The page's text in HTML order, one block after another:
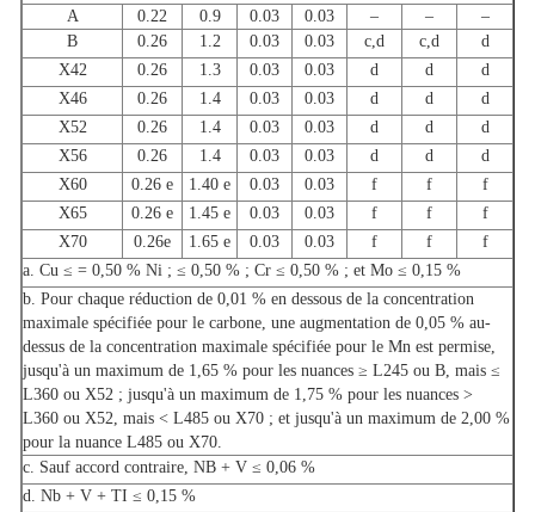
A 0.22 0.9 0.03 0.03 – –
–
B
0.26 1.2 0.03 0.03 c,d c,d
d
X42
0.26 1.3 0.03 0.03 d d
d
X46
0.26 1.4 0.03 0.03 d d
d
X52
0.26 1.4 0.03 0.03 d d
d
X56
0.26 1.4 0.03 0.03 d d
d
X60
0.26 e 1.40 e 0.03 0.03 f f
f
X65
0.26 e 1.45 e 0.03 0.03 f f
f
X70
0.26e 1.65 e 0.03 0.03 f f
f
a. Cu ≤ = 0,50 % Ni ; ≤ 0,50 % ; Cr ≤ 0,50 % ; et Mo ≤ 0,15 %
b. Pour chaque réduction de 0,01 % en dessous de la concentration
maximale spécifiée pour le carbone, une augmentation de 0,05 % au-
dessus de la concentration maximale spécifiée pour le Mn est permise,
jusqu'à un maximum de 1,65 % pour les nuances ≥ L245 ou B, mais ≤
L360 ou X52 ; jusqu'à un maximum de 1,75 % pour les nuances >
L360 ou X52, mais < L485 ou X70 ; et jusqu'à un maximum de 2,00 %
pour la nuance L485 ou X70.
c. Sauf accord contraire, NB + V ≤ 0,06 %
d. Nb + V + TI ≤ 0,15 %